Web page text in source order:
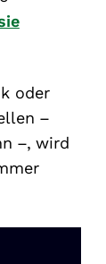
oder
–
–, wird